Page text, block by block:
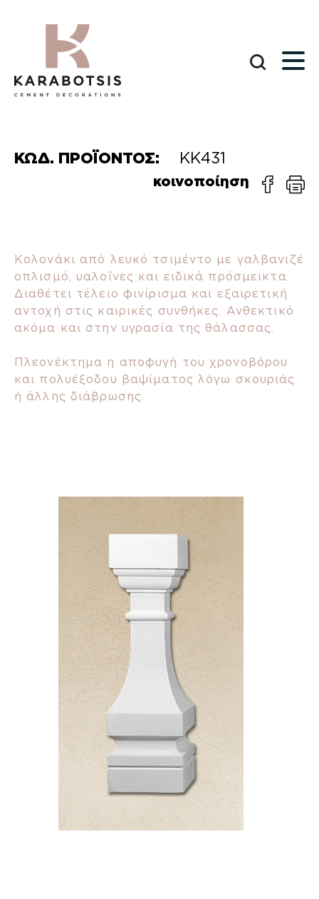
ΚΩΔ. ΠΡΟΪΟΝΤΟΣ: ΚΚ431
κοινοποίηση
Κολονάκι από λευκό τσιμέντο με γαλβανιζέ
οπλισμό, υαλοΐνες και ειδικά πρόσμεικτα.
Διαθέτει τέλειο φινίρισμα και εξαιρετική
αντοχή στις καιρικές συνθήκες. Ανθεκτικό
ακόμα και στην υγρασία της θάλασσας.
Πλεονέκτημα η αποφυγή του χρονοβόρου
και πολυέξοδου βαψίματος λόγω σκουριάς
ή άλλης διάβρωσης.